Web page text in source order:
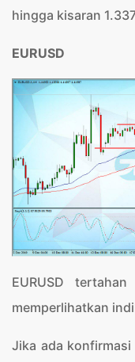
hingga kisaran
EURUSD
EURUSD
memperlihatkan
Jika ada